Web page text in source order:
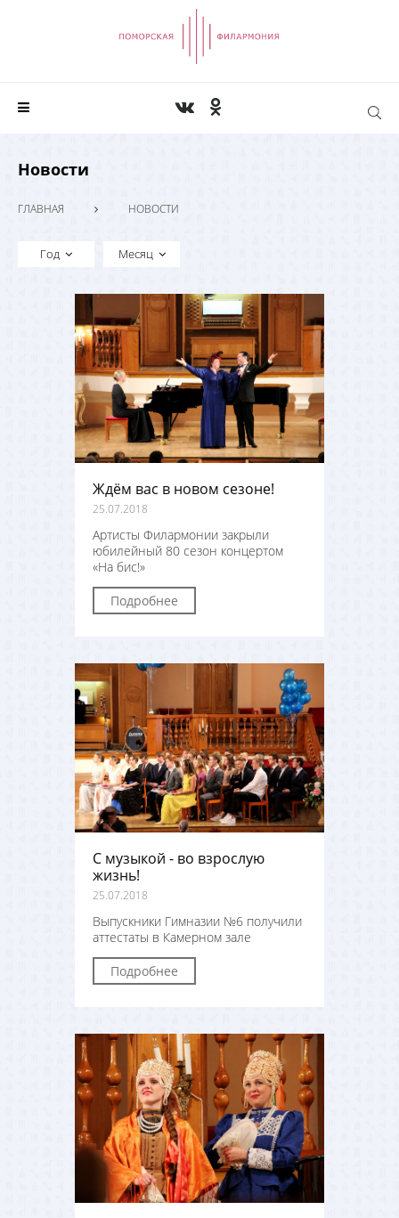
Новости
ГЛАВНАЯ НОВОСТИ
Год Месяц
Ждём вас в новом сезоне!
25.07.2018
Артисты Филармонии закрыли
юбилейный 80 сезон концертом
«На бис!»
Подробнее
С музыкой - во взрослую
жизнь!
25.07.2018
Выпускники Гимназии №6 получили
аттестаты в Камерном зале
Подробнее